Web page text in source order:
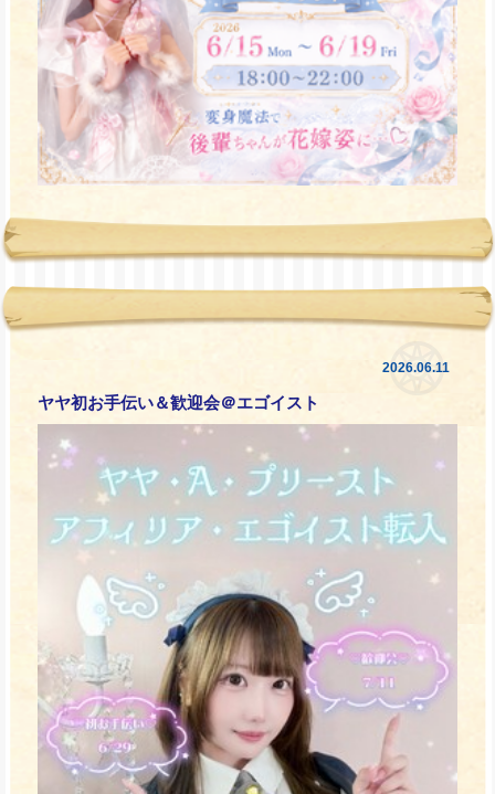
2026.06.11
ヤヤ初お手伝い＆歓迎会＠エゴイスト